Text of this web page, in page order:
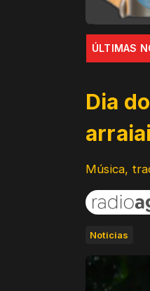
ÚLTIMAS
PGR pede perda de
Dia
Música,
Noticias